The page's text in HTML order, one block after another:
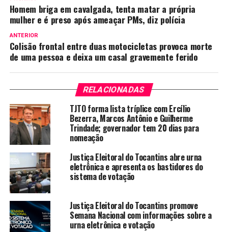
Homem briga em cavalgada, tenta matar a própria
mulher e é preso após ameaçar PMs, diz polícia
ANTERIOR
Colisão frontal entre duas motocicletas provoca morte
de uma pessoa e deixa um casal gravemente ferido
RELACIONADAS
TJTO forma lista tríplice com Ercílio
Bezerra, Marcos Antônio e Guilherme
Trindade; governador tem 20 dias para
nomeação
Justiça Eleitoral do Tocantins abre urna
eletrônica e apresenta os bastidores do
sistema de votação
Justiça Eleitoral do Tocantins promove
Semana Nacional com informações sobre a
urna eletrônica e votação